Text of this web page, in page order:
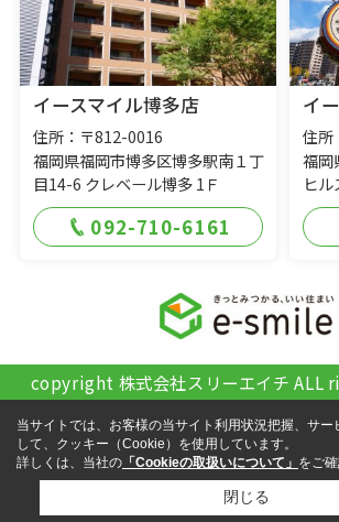
イースマイル博多店
住所：〒812-0016
福岡県福岡市博多区博多駅南１丁
目14-6 クレベール博多 1Ｆ
092-710-6161
イ
住所
福岡
ヒ
copyright 株式会社スリーエイチ ALL
当サイトでは、お客様の当サイト利用状況把握、サー
して、クッキー（Cookie）を使用しています。
詳しくは、当社の 「Cookieの取扱いについて」 をご確
閉じる